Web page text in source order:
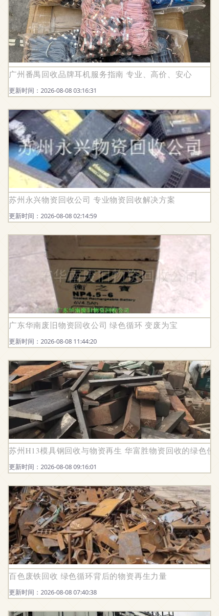
广州番禺回收品牌耳机服务指南 专业、高价、安心
更新时间：2026-08-08 03:16:31
苏州永兴物资回收公司 专业物资回收解决方案
更新时间：2026-08-08 02:14:59
广东华南废旧物资回收公司 绿色循环 变废为宝
更新时间：2026-08-08 11:44:20
苏州H13模具钢回收与物资再生 华富胜物资回收的绿色使
更新时间：2026-08-08 09:16:01
百色废铁回收 绿色循环背后的物资再生力量
更新时间：2026-08-08 07:40:38